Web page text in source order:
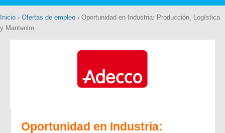
Inicio › Ofertas de empleo › Oportunidad en Industria: Producción, Logística
y Mantenim
Oportunidad en Industria: